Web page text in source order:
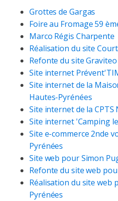
Grottes de Gargas
Foire au Fromage 59
Marco Régis Charpente
Réalisation du site
Refonte du site Graviteo
Site internet
Site internet de la
Hautes-Pyrénées
Site internet de la CPTS
Site internet 'Camping
Site e-commerce 2nde
Pyrénées
Site web pour Simon
Refonte du site web
Réalisation du site web
Pyrénées